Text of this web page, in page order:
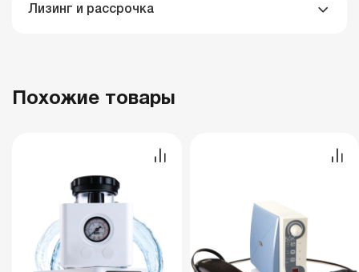
Лизинг и рассрочка
Похожие товары